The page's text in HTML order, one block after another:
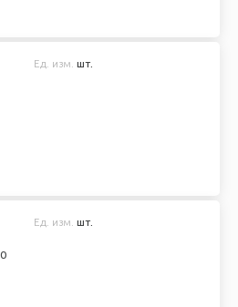
Ед. изм. шт.
Ед. изм. шт.